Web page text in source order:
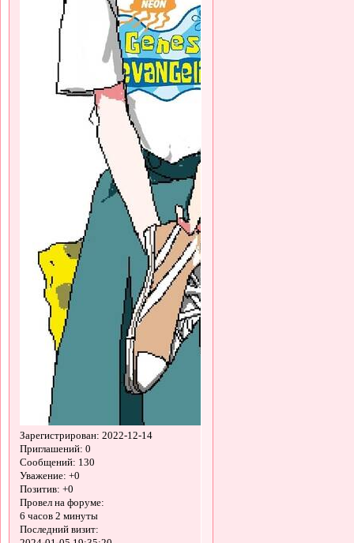
Зарегистрирован: 2022-12-14
Приглашений: 0
Сообщений: 130
Уважение: +0
Позитив: +0
Провел на форуме:
6 часов 2 минуты
Последний визит: